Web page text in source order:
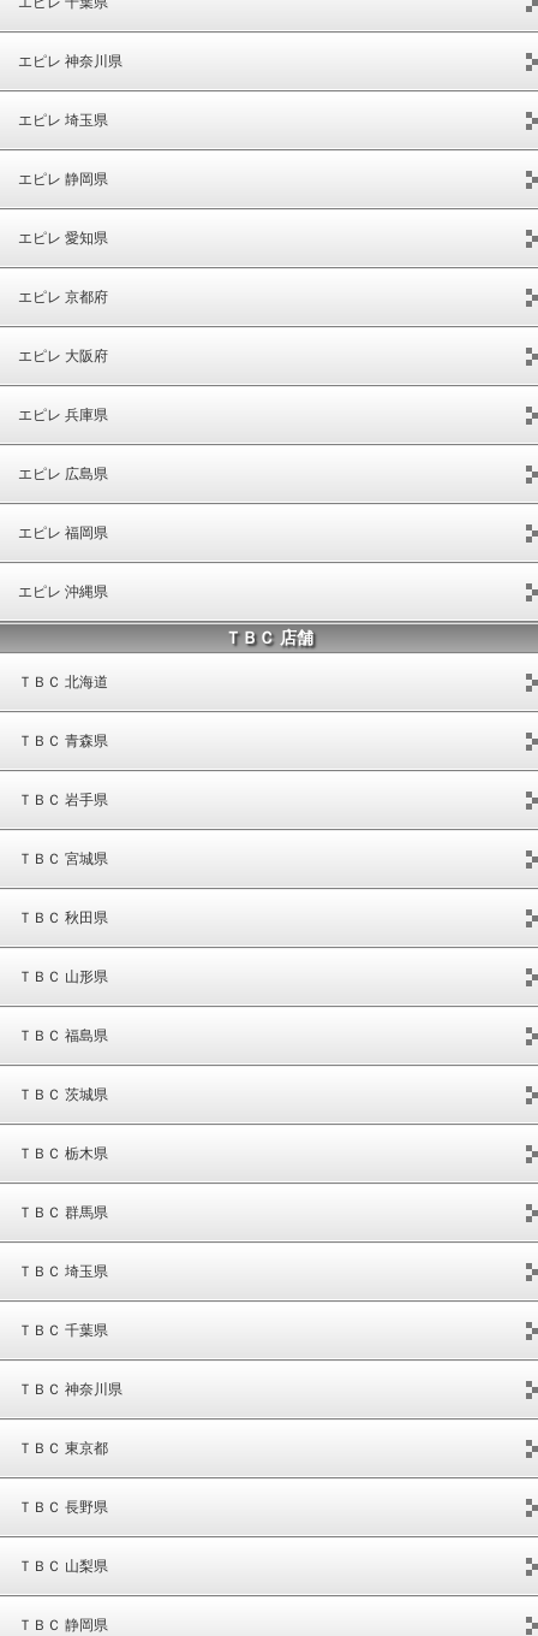
エピレ 神奈川県
エピレ 埼玉県
エピレ 静岡県
エピレ 愛知県
エピレ 京都府
エピレ 大阪府
エピレ 兵庫県
エピレ 広島県
エピレ 福岡県
エピレ 沖縄県
ＴＢＣ 店舗
ＴＢＣ 北海道
ＴＢＣ 青森県
ＴＢＣ 岩手県
ＴＢＣ 宮城県
ＴＢＣ 秋田県
ＴＢＣ 山形県
ＴＢＣ 福島県
ＴＢＣ 茨城県
ＴＢＣ 栃木県
ＴＢＣ 群馬県
ＴＢＣ 埼玉県
ＴＢＣ 千葉県
ＴＢＣ 神奈川県
ＴＢＣ 東京都
ＴＢＣ 長野県
ＴＢＣ 山梨県
ＴＢＣ 静岡県